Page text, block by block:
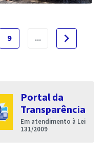
9 ... navigate_next
Portal da
Transparência
Em atendimento à Lei
131/2009